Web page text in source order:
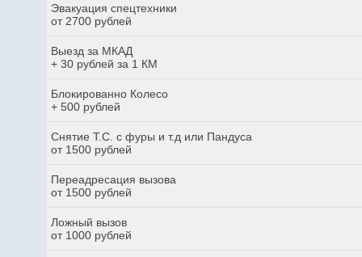
Эвакуация спецтехники
от 2700 рублей
Выезд за МКАД
+ 30 рублей за 1 КМ
Блокированно Колесо
+ 500 рублей
Снятие Т.С. с фуры и т.д или Пандуса
от 1500 рублей
Переадресация вызова
от 1500 рублей
Ложный вызов
от 1000 рублей